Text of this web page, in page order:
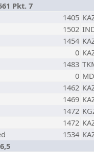
Pkt. 7
1405
1502
1454
0
1483
0
1462
1469
1472
1472
1534